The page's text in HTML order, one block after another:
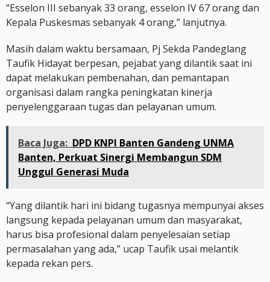
“Esselon III sebanyak 33 orang, esselon IV 67 orang dan
Kepala Puskesmas sebanyak 4 orang,” lanjutnya.
Masih dalam waktu bersamaan, Pj Sekda Pandeglang
Taufik Hidayat berpesan, pejabat yang dilantik saat ini
dapat melakukan pembenahan, dan pemantapan
organisasi dalam rangka peningkatan kinerja
penyelenggaraan tugas dan pelayanan umum.
Baca Juga: DPD KNPI Banten Gandeng UNMA
Banten, Perkuat Sinergi Membangun SDM
Unggul Generasi Muda
“Yang dilantik hari ini bidang tugasnya mempunyai akses
langsung kepada pelayanan umum dan masyarakat,
harus bisa profesional dalam penyelesaian setiap
permasalahan yang ada,” ucap Taufik usai melantik
kepada rekan pers.